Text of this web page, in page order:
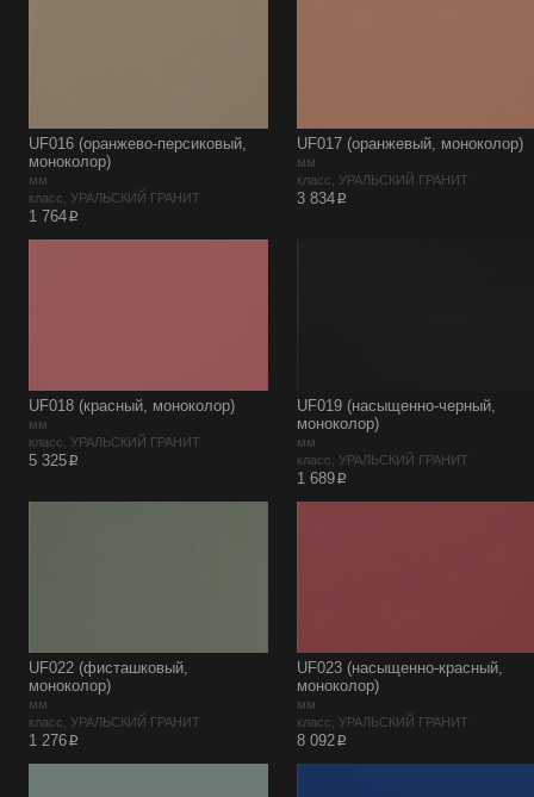
UF016 (оранжево-персиковый,
моноколор)
мм
класс, УРАЛЬСКИЙ ГРАНИТ
1 764p
UF017 (оранжевый, моноколор)
мм
класс, УРАЛЬСКИЙ ГРАНИТ
3 834p
UF018 (красный, моноколор)
мм
класс, УРАЛЬСКИЙ ГРАНИТ
5 325p
UF019 (насыщенно-черный,
моноколор)
мм
класс, УРАЛЬСКИЙ ГРАНИТ
1 689p
UF022 (фисташковый,
моноколор)
мм
класс, УРАЛЬСКИЙ ГРАНИТ
1 276p
UF023 (насыщенно-красный,
моноколор)
мм
класс, УРАЛЬСКИЙ ГРАНИТ
8 092p